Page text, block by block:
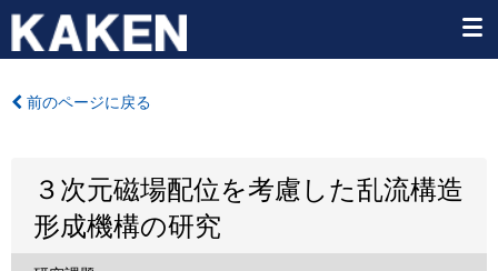
前のページに戻る
３次元磁場配位を考慮した乱流構造
形成機構の研究